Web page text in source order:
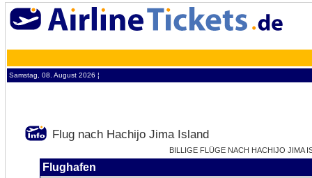
Samstag, 08. August 2026 ¦
Flug nach Hachijo Jima Island
BILLIGE FLÜGE NACH HACHIJO JIMA
Flughafen